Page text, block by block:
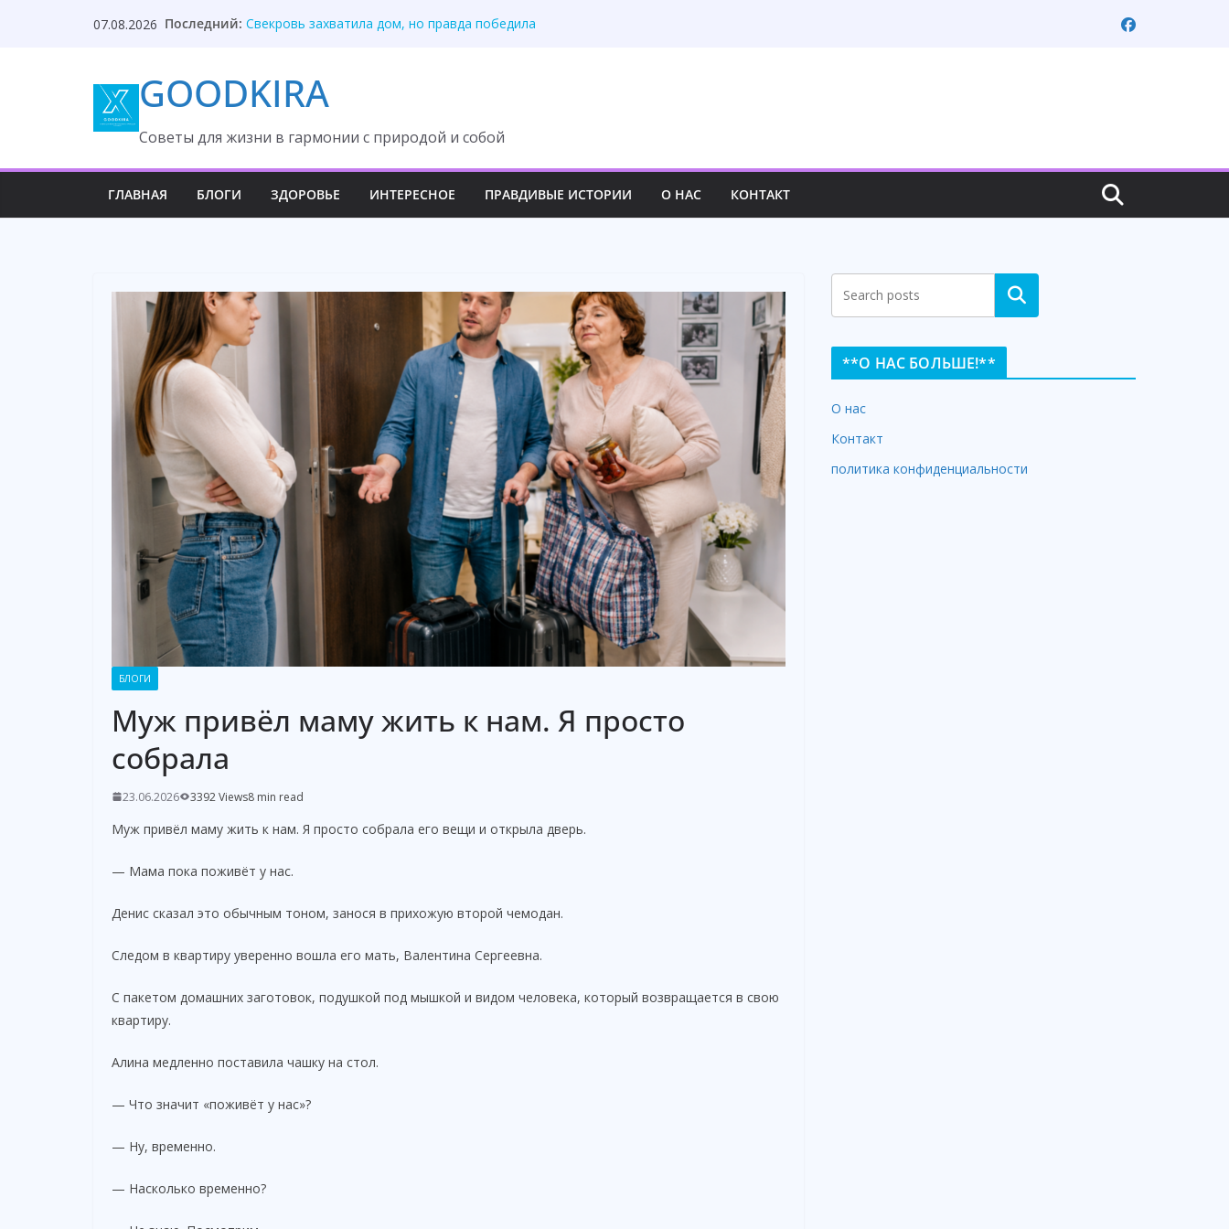
07.08.2026 Последний: Свекровь захватила дом, но правда победила
Один звонок изменил решение о разводе
Один звонок адвоката спас родных людей
GOODKIRA
Cоветы для жизни в гармонии с природой и собой
ГЛАВНАЯ БЛОГИ ЗДОРОВЬЕ ИНТЕРЕСНОЕ ПРАВДИВЫЕ ИСТОРИИ О НАС КОНТАКТ
БЛОГИ
Муж привёл маму жить к нам. Я просто
собрала
23.06.2026 3392 Views8 min read
Муж привёл маму жить к нам. Я просто собрала его вещи и открыла дверь.
— Мама пока поживёт у нас.
Денис сказал это обычным тоном, занося в прихожую второй чемодан.
Следом в квартиру уверенно вошла его мать, Валентина Сергеевна.
С пакетом домашних заготовок, подушкой под мышкой и видом человека, который возвращается в свою
квартиру.
Алина медленно поставила чашку на стол.
— Что значит «поживёт у нас»?
— Ну, временно.
— Насколько временно?
Search
**О НАС БОЛЬШЕ!**
О нас
Контакт
политика конфиденциальности